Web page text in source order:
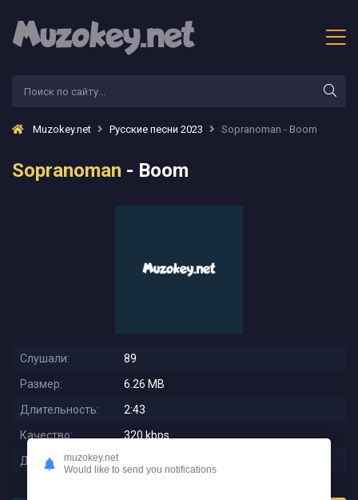
Muzokey.net Русские песни 2023 Sopranoman - Boom
Sopranoman - Boom
Слушали:
89
Размер:
6.26 MB
Длительность:
2:43
Качество:
320 kbps
Дата релиза:muzokey.net
Would like to send you notifications